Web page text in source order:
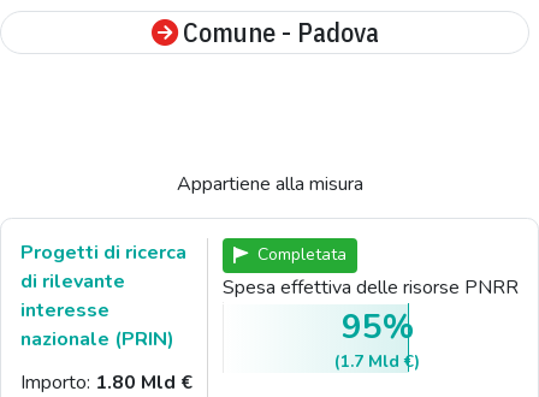
Comune - Padova
Appartiene alla misura
Progetti di ricerca
di rilevante
interesse
nazionale (PRIN)
Importo: 1.80 Mld €
Completata
Spesa effettiva delle risorse PNRR
95%
(1.7 Mld €)